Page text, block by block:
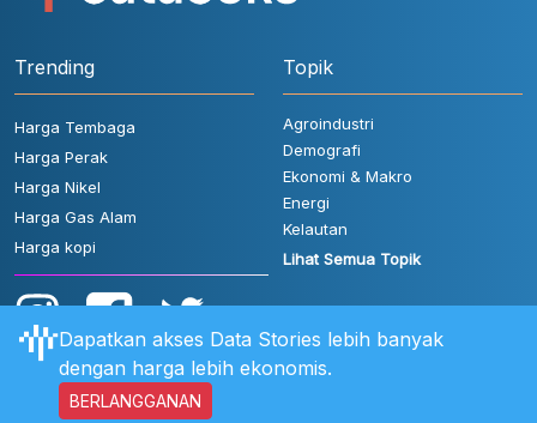
Trending
Harga Tembaga
Harga Perak
Harga Nikel
Harga Gas Alam
Harga kopi
Topik
Agroindustri
Demografi
Ekonomi & Makro
Energi
Kelautan
Lihat Semua Topik
Aturan Pengguna Hubungi Kami
Dapatkan akses Data Stories lebih banyak
dengan harga lebih ekonomis.
BERLANGGANAN